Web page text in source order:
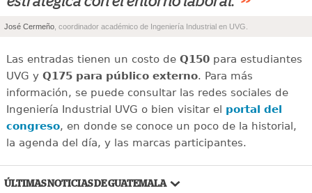
”
José Cermeño , coordinador académico de Ingeniería Industrial en UVG.
Las entradas tienen un costo de Q150para estudiantes
UVG y Q175 para público externo. Para más
información, se puede consultar las redes sociales de
Ingeniería Industrial UVG o bien visitar el portal del
congreso, en donde se conoce un poco de la historial,
la agenda del día, y las marcas participantes.
ÚLTIMAS NOTICIAS DE GUATEMALA